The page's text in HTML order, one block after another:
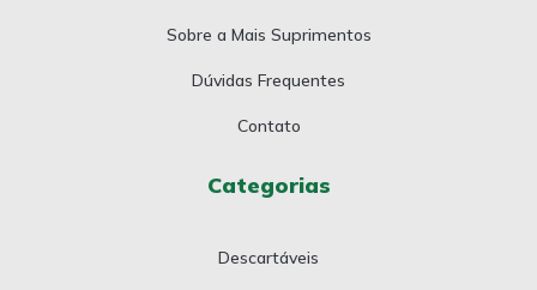
Sobre a Mais Suprimentos
Dúvidas Frequentes
Contato
Categorias
Descartáveis